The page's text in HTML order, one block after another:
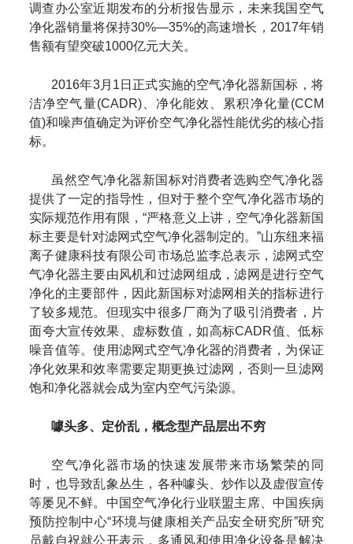
调查办公室近期发布的分析报告显示，未来我国空气
净化器销量将保持30%—35%的高速增长，2017年销
售额有望突破1000亿元大关。
2016年3月1日正式实施的空气净化器新国标，将
洁净空气量(CADR)、净化能效、累积净化量(CCM
值)和噪声值确定为评价空气净化器性能优劣的核心指
标。
虽然空气净化器新国标对消费者选购空气净化器
提供了一定的指导性，但对于整个空气净化器市场的
实际规范作用有限，“严格意义上讲，空气净化器新国
标主要是针对滤网式空气净化器制定的。”山东纽来福
离子健康科技有限公司市场总监李总表示，滤网式空
气净化器主要由风机和过滤网组成，滤网是进行空气
净化的主要部件，因此新国标对滤网相关的指标进行
了较多规范。但现实中很多厂商为了吸引消费者，片
面夸大宣传效果、虚标数值，如高标CADR值、低标
噪音值等。使用滤网式空气净化器的消费者，为保证
净化效果和效率需要定期更换过滤网，否则一旦滤网
饱和净化器就会成为室内空气污染源。
噱头多、定价乱，概念型产品层出不穷
空气净化器市场的快速发展带来市场繁荣的同
时，也导致乱象丛生，各种噱头、炒作以及虚假宣传
等屡见不鲜。中国空气净化行业联盟主席、中国疾病
预防控制中心“环境与健康相关产品安全研究所”研究
员戴自祝就公开表示，多通风和使用净化设备是解决